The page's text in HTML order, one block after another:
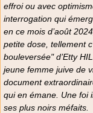
effroi ou avec
interrogation qui
en ce mois d’août
petite dose, tellement
bouleversée"d’Etty
jeune femme juive de
document
qui en émane. Une foi
ses plus noirs méfaits.